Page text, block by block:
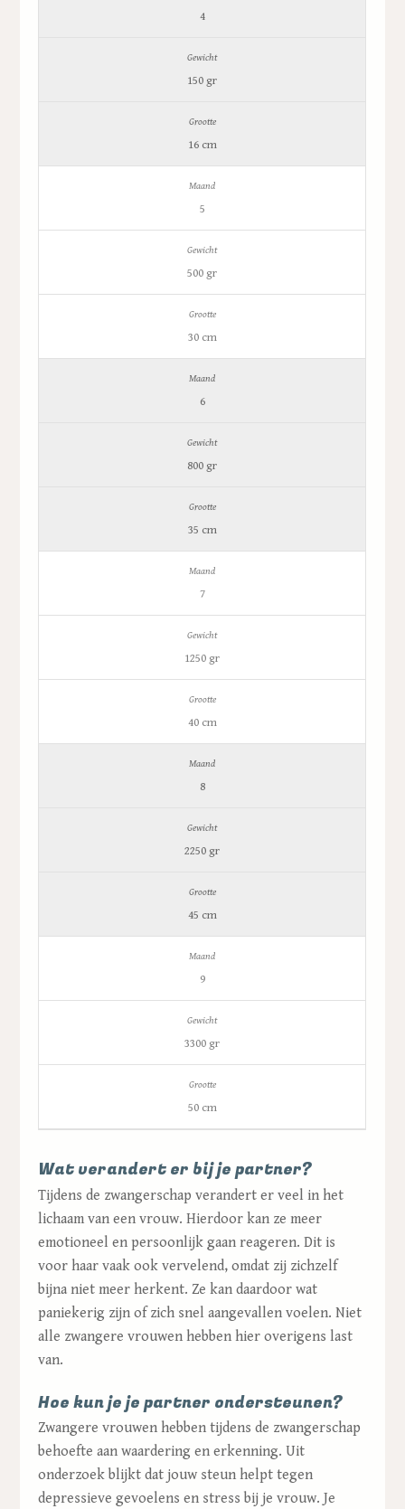
4
150 gr
16 cm
5
500 gr
30 cm
6
800 gr
35 cm
7
1250 gr
40 cm
8
2250 gr
45 cm
9
3300 gr
50 cm
Wat verandert er bij je partner?
Tijdens de zwangerschap verandert er veel in het
lichaam van een vrouw. Hierdoor kan ze meer
emotioneel en persoonlijk gaan reageren. Dit is
voor haar vaak ook vervelend, omdat zij zichzelf
bijna niet meer herkent. Ze kan daardoor wat
paniekerig zijn of zich snel aangevallen voelen. Niet
alle zwangere vrouwen hebben hier overigens last
van.
Hoe kun je je partner ondersteunen?
Zwangere vrouwen hebben tijdens de zwangerschap
behoefte aan waardering en erkenning. Uit
onderzoek blijkt dat jouw steun helpt tegen
depressieve gevoelens en stress bij je vrouw. Je